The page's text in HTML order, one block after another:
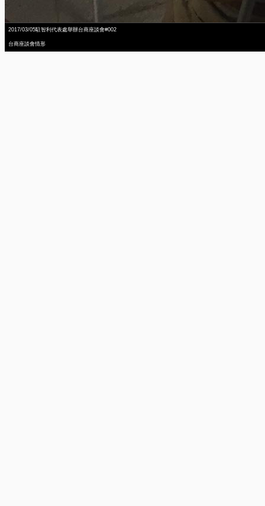
2017/03/05駐智利代表處舉辦台商座談會#002
台商座談會情形